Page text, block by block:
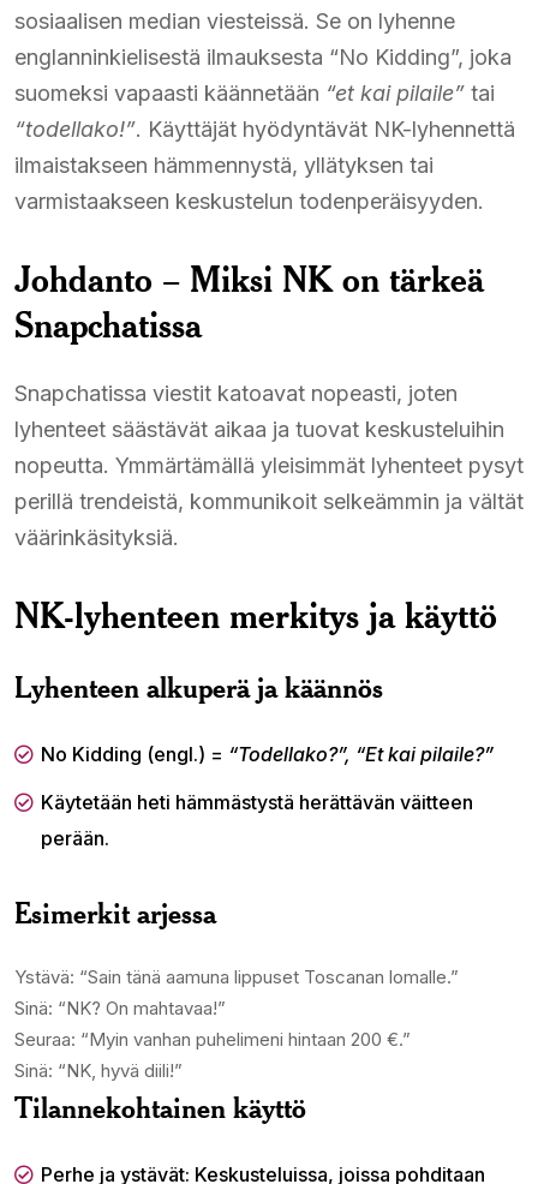
sosiaalisen median viesteissä. Se on lyhenne
englanninkielisestä ilmauksesta “No Kidding”, joka
suomeksi vapaasti käännetään “et kai pilaile” tai
“todellako!”. Käyttäjät hyödyntävät NK-lyhennettä
ilmaistakseen hämmennystä, yllätyksen tai
varmistaakseen keskustelun todenperäisyyden.
Johdanto – Miksi NK on tärkeä
Snapchatissa
Snapchatissa viestit katoavat nopeasti, joten
lyhenteet säästävät aikaa ja tuovat keskusteluihin
nopeutta. Ymmärtämällä yleisimmät lyhenteet pysyt
perillä trendeistä, kommunikoit selkeämmin ja vältät
väärinkäsityksiä.
NK-lyhenteen merkitys ja käyttö
Lyhenteen alkuperä ja käännös
No Kidding (engl.) = “Todellako?”, “Et kai pilaile?”
Käytetään heti hämmästystä herättävän väitteen
perään.
Esimerkit arjessa
Ystävä: “Sain tänä aamuna lippuset Toscanan lomalle.”
Sinä: “NK? On mahtavaa!”
Seuraa: “Myin vanhan puhelimeni hintaan 200 €.”
Sinä: “NK, hyvä diili!”
Tilannekohtainen käyttö
Perhe ja ystävät: Keskusteluissa, joissa pohditaan